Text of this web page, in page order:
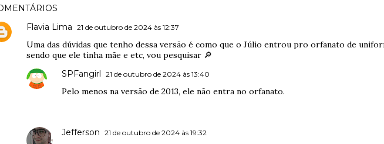
Flavia Lima 21 de outubro de 2024 às 12:37
Uma das dúvidas que tenho dessa versão é como que o Júlio entrou pro orfanato de
sendo que ele tinha mãe e etc, vou pesquisar 🔎
SPFangirl 21 de outubro de 2024 às 13:40
Pelo menos na versão de 2013, ele não entra no orfanato.
Jefferson 21 de outubro de 2024 às 19:32